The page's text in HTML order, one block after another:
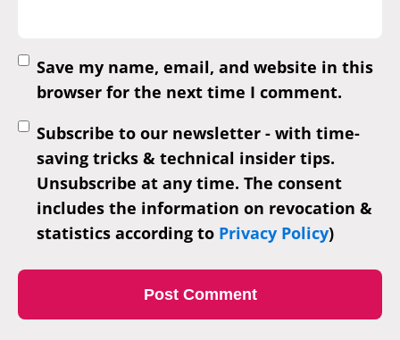
Save my name, email, and website in this
browser for the next time I comment.
Subscribe to our newsletter - with time-
saving tricks & technical insider tips.
Unsubscribe at any time. The consent
includes the information on revocation &
statistics according to Privacy Policy)